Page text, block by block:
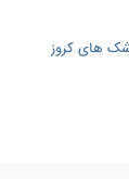
های کروز